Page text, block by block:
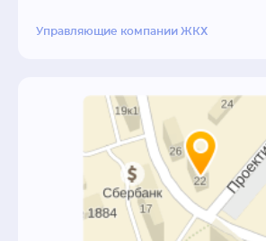
Управляющие компании ЖКХ